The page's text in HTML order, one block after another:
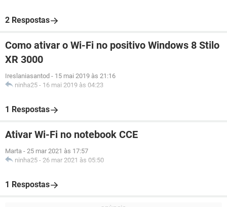
2 Respostas
Como ativar o Wi-Fi no positivo Windows 8 Stilo
XR 3000
Ireslaniasantod - 15 mai 2019 às 21:16
ninha25 - 16 mai 2019 às 04:23
1 Respostas
Ativar Wi-Fi no notebook CCE
Marta - 25 mar 2021 às 17:57
ninha25 - 26 mar 2021 às 05:50
1 Respostas